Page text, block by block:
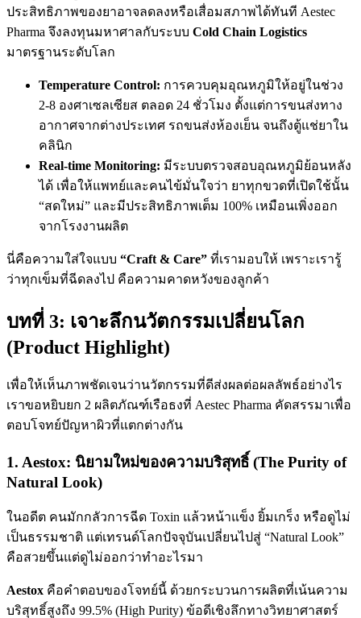
ประสิทธิภาพของยาอาจลดลงหรือเสื่อมสภาพได้ทันที Aestec
Pharma จึงลงทุนมหาศาลกับระบบ Cold Chain Logistics
มาตรฐานระดับโลก
Temperature Control: การควบคุมอุณหภูมิให้อยู่ในช่วง
2-8 องศาเซลเซียส ตลอด 24 ชั่วโมง ตั้งแต่การขนส่งทาง
อากาศจากต่างประเทศ รถขนส่งห้องเย็น จนถึงตู้แช่ยาใน
คลินิก
Real-time Monitoring: มีระบบตรวจสอบอุณหภูมิย้อนหลัง
ได้ เพื่อให้แพทย์และคนไข้มั่นใจว่า ยาทุกขวดที่เปิดใช้นั้น
“สดใหม่” และมีประสิทธิภาพเต็ม 100% เหมือนเพิ่งออก
จากโรงงานผลิต
นี่คือความใส่ใจแบบ “Craft & Care” ที่เรามอบให้ เพราะเรารู้
ว่าทุกเข็มที่ฉีดลงไป คือความคาดหวังของลูกค้า
บทที่ 3: เจาะลึกนวัตกรรมเปลี่ยนโลก
(Product Highlight)
เพื่อให้เห็นภาพชัดเจนว่านวัตกรรมที่ดีส่งผลต่อผลลัพธ์อย่างไร
เราขอหยิบยก 2 ผลิตภัณฑ์เรือธงที่ Aestec Pharma คัดสรรมาเพื่อ
ตอบโจทย์ปัญหาผิวที่แตกต่างกัน
1. Aestox: นิยามใหม่ของความบริสุทธิ์ (The Purity of
Natural Look)
ในอดีต คนมักกลัวการฉีด Toxin แล้วหน้าแข็ง ยิ้มเกร็ง หรือดูไม่
เป็นธรรมชาติ แต่เทรนด์โลกปัจจุบันเปลี่ยนไปสู่ “Natural Look”
คือสวยขึ้นแต่ดูไม่ออกว่าทำอะไรมา
Aestox คือคำตอบของโจทย์นี้ ด้วยกระบวนการผลิตที่เน้นความ
บริสุทธิ์สูงถึง 99.5% (High Purity) ข้อดีเชิงลึกทางวิทยาศาสตร์